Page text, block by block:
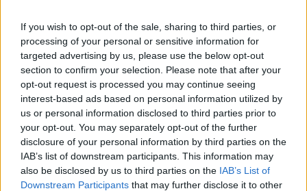
If you wish to opt-out of the sale, sharing to third parties, or
processing of your personal or sensitive information for
targeted advertising by us, please use the below opt-out
section to confirm your selection. Please note that after your
opt-out request is processed you may continue seeing
interest-based ads based on personal information utilized by
us or personal information disclosed to third parties prior to
your opt-out. You may separately opt-out of the further
disclosure of your personal information by third parties on the
IAB’s list of downstream participants. This information may
also be disclosed by us to third parties on the IAB’s List of
Downstream Participants that may further disclose it to other
Sony A7S III släppt:
Film i 4K/120p &
16-bitars råformat
via HDMI
Test: Sony A7R III –
bra har blivit bättre